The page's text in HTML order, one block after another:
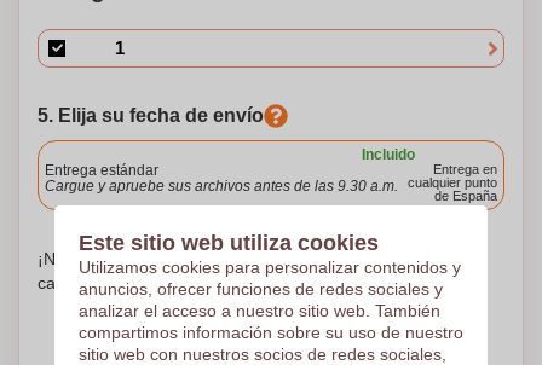
5. Elija su fecha de envío
Incluido
Entrega estándar
Cargue y apruebe sus archivos antes de las 9.30 a.m.
Entrega en
cualquier punto
de España
¡No te preocupes! Simplemente suba sus archivos a la
canasta de compras
Este sitio web utiliza cookies
Utilizamos cookies para personalizar contenidos y
anuncios, ofrecer funciones de redes sociales y
analizar el acceso a nuestro sitio web. También
compartimos información sobre su uso de nuestro
sitio web con nuestros socios de redes sociales,